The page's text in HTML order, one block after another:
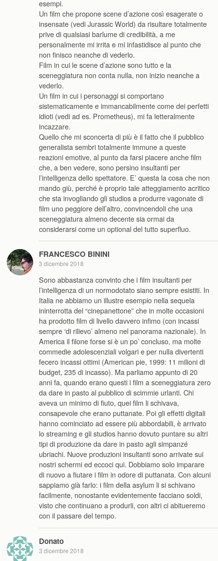
esempi.
Un film che propone scene d’azione così esagerate o
insensate (vedi Jurassic World) da risultare totalmente
prive di qualsiasi barlume di credibilità, a me
personalmente mi irrita e mi infastidisce al punto che
non finisco neanche di vederlo.
Film in cui le scene d’azione sono tutto e la
sceneggiatura non conta nulla, non inizio neanche a
vederlo.
Un film in cui i personaggi si comportano
sistematicamente e immancabilmente come dei perfetti
idioti (vedi ad es. Prometheus), mi fa letteralmente
incazzare.
Quello che mi sconcerta di più è il fatto che il pubblico
generalista sembri totalmente immune a queste
reazioni emotive, al punto da farsi piacere anche film
che, a ben vedere, sono persino insultanti per
l’intelligenza dello spettatore. E’ questa la cosa che non
mando giù, perché è proprio tale atteggiamento acritico
che sta invogliando gli studios a produrre vagonate di
film uno peggiore dell’altro, convincendoli che una
sceneggiatura almeno decente sia ormai da
considerarsi come un optional del tutto superfluo.
FRANCESCO BININI
3 dicembre 2018
Sono abbastanza convinto che i film insultanti per
l’intelligenza di un normodotato siano sempre esistiti. In
Italia ne abbiamo un illustre esempio nella sequela
ininterrotta del “cinepanettone” che in molte occasioni
ha prodotto film di livello davvero infimo (con incassi
sempre ‘di rilievo’ almeno nel panorama nazionale). In
America il filone forse si è un po’ concluso, ma molte
commedie adolescenziali volgari e per nulla divertenti
fecero incassi ottimi (American pie, 1999: 11 milioni di
budget, 235 di incasso). Ma parliamo appunto di 20
anni fa, quando erano questi i film a sceneggiatura zero
da dare in pasto al pubblico di scimmie urlanti. Chi
aveva un minimo di fiuto, quei film li schivava,
consapevole che erano puttanate. Poi gli effetti digitali
hanno cominciato ad essere più abbordabili, è arrivato
lo streaming e gli studios hanno dovuto puntare su altri
tipi di produzione da dare in pasto agli simpanzé
ubriachi. Nuove produzioni insultanti sono arrivate sui
nostri schermi ed eccoci qui. Dobbiamo solo imparare
di nuovo a fiutare i film in odore di puttanata. Con alcuni
sappiamo già farlo: i film della asylum li si schivano
facilmente, nonostante evidentemente facciano soldi,
visto che continuano a produrli, con altri ci abitueremo
con il passare del tempo.
Donato
3 dicembre 2018